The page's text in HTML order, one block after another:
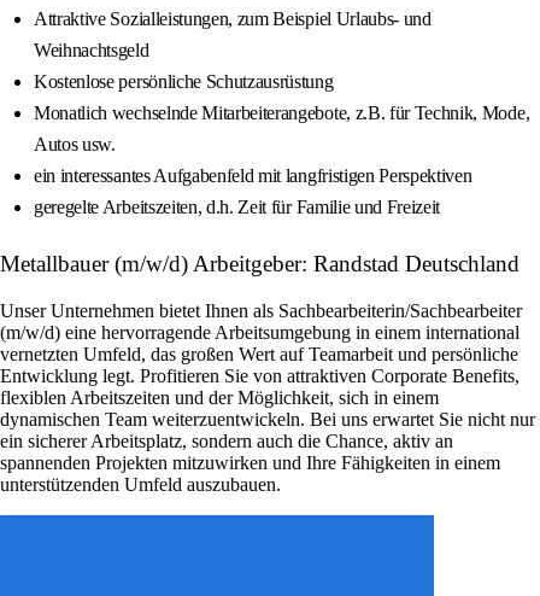
Attraktive Sozialleistungen, zum Beispiel Urlaubs- und
Weihnachtsgeld
Kostenlose persönliche Schutzausrüstung
Monatlich wechselnde Mitarbeiterangebote, z.B. für Technik, Mode,
Autos usw.
ein interessantes Aufgabenfeld mit langfristigen Perspektiven
geregelte Arbeitszeiten, d.h. Zeit für Familie und Freizeit
Metallbauer (m/w/d) Arbeitgeber: Randstad Deutschland
Unser Unternehmen bietet Ihnen als Sachbearbeiterin/Sachbearbeiter
(m/w/d) eine hervorragende Arbeitsumgebung in einem international
vernetzten Umfeld, das großen Wert auf Teamarbeit und persönliche
Entwicklung legt. Profitieren Sie von attraktiven Corporate Benefits,
flexiblen Arbeitszeiten und der Möglichkeit, sich in einem
dynamischen Team weiterzuentwickeln. Bei uns erwartet Sie nicht nur
ein sicherer Arbeitsplatz, sondern auch die Chance, aktiv an
spannenden Projekten mitzuwirken und Ihre Fähigkeiten in einem
unterstützenden Umfeld auszubauen.